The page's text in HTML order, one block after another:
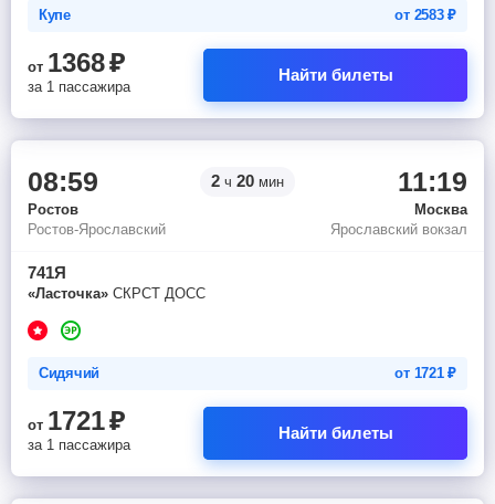
Купе от 2583₽
от 1368₽
за 1 пассажира
Найти билеты
08:59 2 ч 20 мин 11:19
Ростов
Москва
Ростов-Ярославский
Ярославский вокзал
741Я
«Ласточка» СКРСТ ДОСС
Сидячий от 1721₽
от 1721₽
за 1 пассажира
Найти билеты